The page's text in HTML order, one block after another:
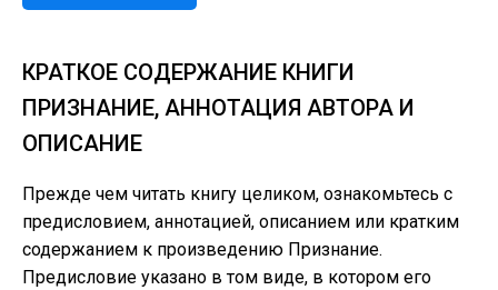
КРАТКОЕ СОДЕРЖАНИЕ КНИГИ
ПРИЗНАНИЕ, АННОТАЦИЯ АВТОРА И
ОПИСАНИЕ
Прежде чем читать книгу целиком, ознакомьтесь с
предисловием, аннотацией, описанием или кратким
содержанием к произведению Признание.
Предисловие указано в том виде, в котором его